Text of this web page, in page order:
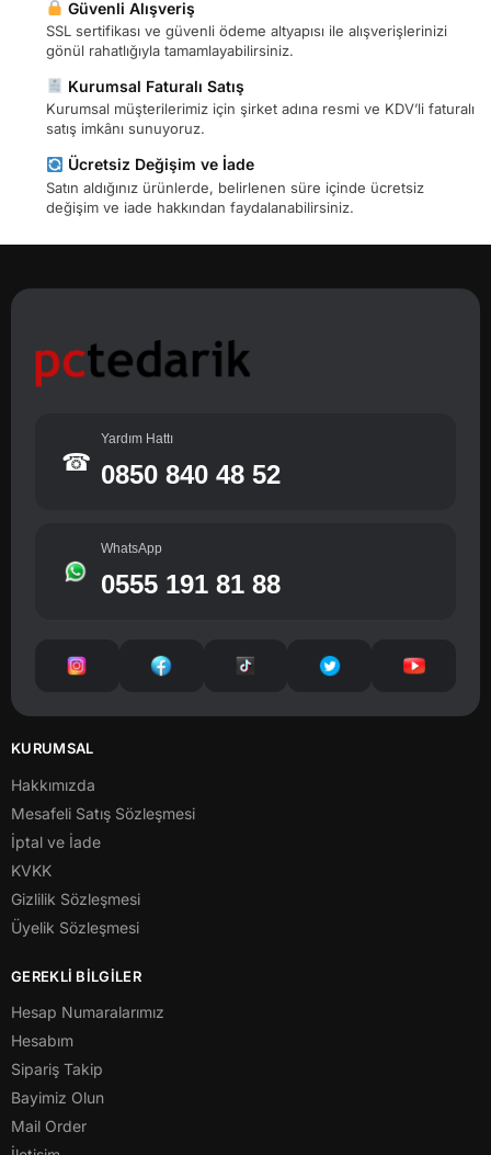
Güvenli Alışveriş
SSL sertifikası ve güvenli ödeme altyapısı ile alışverişlerinizi
gönül rahatlığıyla tamamlayabilirsiniz.
Kurumsal Faturalı Satış
Kurumsal müşterilerimiz için şirket adına resmi ve KDV’li faturalı
satış imkânı sunuyoruz.
Ücretsiz Değişim ve İade
Satın aldığınız ürünlerde, belirlenen süre içinde ücretsiz
değişim ve iade hakkından faydalanabilirsiniz.
☎
Yardım Hattı
0850 840 48 52
WhatsApp
0555 191 81 88
KURUMSAL
Hakkımızda
Mesafeli Satış Sözleşmesi
İptal ve İade
KVKK
Gizlilik Sözleşmesi
Üyelik Sözleşmesi
GEREKLİ BİLGİLER
Hesap Numaralarımız
Hesabım
Sipariş Takip
Bayimiz Olun
Mail Order